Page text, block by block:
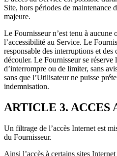
Site, hors périodes de maintenance
majeure.
Le Fournisseur n’est tenu à
l’accessibilité au Service. Le
responsable des interruptions et des
découler. Le Fournisseur se réserve
d’interrompre ou de limiter, sans
sans que l’Utilisateur ne puisse
indemnisation.
ARTICLE 3. ACCES
Un filtrage de l’accès Internet est
du Fournisseur.
Ainsi l’accès à certains sites